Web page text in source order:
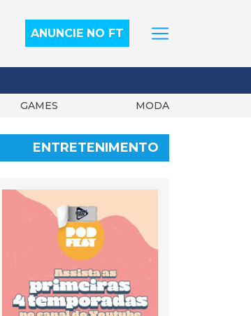
ANUNCIE NO FT
GAMES MODA
ENTRETENIMENTO